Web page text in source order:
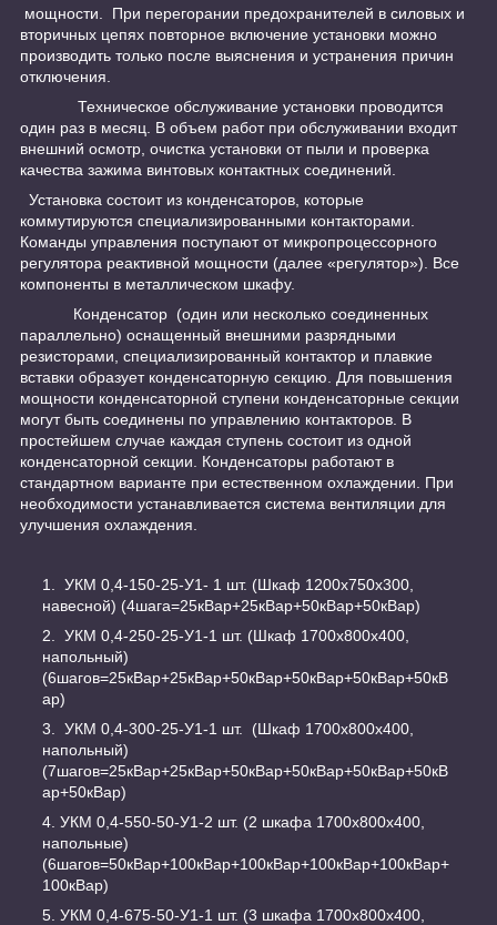
мощности. При перегорании предохранителей в силовых и
вторичных цепях повторное включение установки можно
производить только после выяснения и устранения причин
отключения.
Техническое обслуживание установки проводится
один раз в месяц. В объем работ при обслуживании входит
внешний осмотр, очистка установки от пыли и проверка
качества зажима винтовых контактных соединений.
Установка состоит из конденсаторов, которые
коммутируются специализированными контакторами.
Команды управления поступают от микропроцессорного
регулятора реактивной мощности (далее «регулятор»). Все
компоненты в металлическом шкафу.
Конденсатор (один или несколько соединенных
параллельно) оснащенный внешними разрядными
резисторами, специализированный контактор и плавкие
вставки образует конденсаторную секцию. Для повышения
мощности конденсаторной ступени конденсаторные секции
могут быть соединены по управлению контакторов. В
простейшем случае каждая ступень состоит из одной
конденсаторной секции. Конденсаторы работают в
стандартном варианте при естественном охлаждении. При
необходимости устанавливается система вентиляции для
улучшения охлаждения.
УКМ 0,4-150-25-У1- 1 шт. (Шкаф 1200х750х300,
навесной) (4шага=25кВар+25кВар+50кВар+50кВар)
УКМ 0,4-250-25-У1-1 шт. (Шкаф 1700х800х400,
напольный)
(6шагов=25кВар+25кВар+50кВар+50кВар+50кВар+50кВ
ар)
УКМ 0,4-300-25-У1-1 шт. (Шкаф 1700х800х400,
напольный)
(7шагов=25кВар+25кВар+50кВар+50кВар+50кВар+50кВ
ар+50кВар)
УКМ 0,4-550-50-У1-2 шт. (2 шкафа 1700х800х400,
напольные)
(6шагов=50кВар+100кВар+100кВар+100кВар+100кВар+
100кВар)
УКМ 0,4-675-50-У1-1 шт. (3 шкафа 1700х800х400,